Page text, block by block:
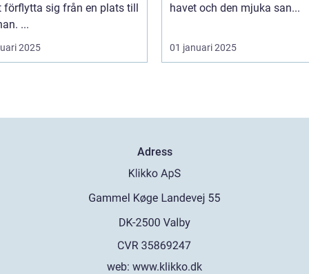
förflytta sig från en plats till
...
2025
havet och den mjuka san...
01 januari 2025
Adress
web: www.klikko.dk